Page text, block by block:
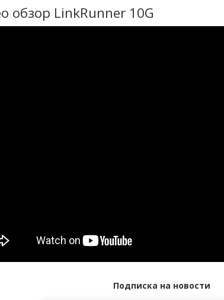
обзор LinkRunner 10G
Подписка на новости